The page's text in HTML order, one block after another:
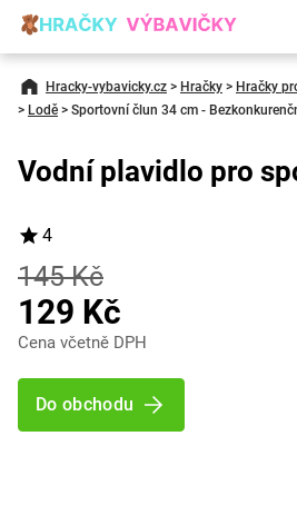
Hracky-vybavicky.cz > Hračky > Hračky
> Lodě > Sportovní člun 34 cm -
Vodní plavidlo pro
4
145 Kč
129 Kč
Cena včetně DPH
Do obchodu